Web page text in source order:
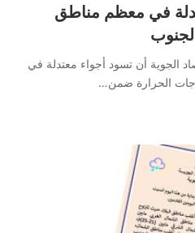
في معظم مناطق
الجوية أن تسود أجواء معتدلة في
الحرارة ضمن…